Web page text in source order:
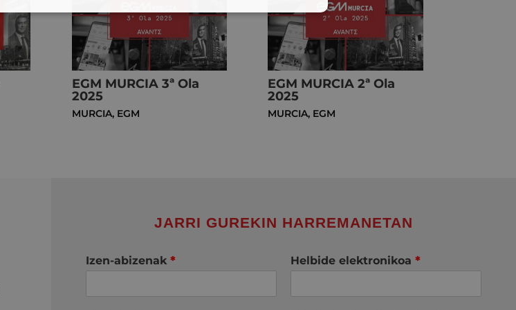
EGM MURCIA 3ª Ola
2025
MURCIA, EGM
EGM MURCIA 2ª Ola
2025
MURCIA, EGM
JARRI GUREKIN HARREMANETAN
Izen-abizenak * Helbide elektronikoa *